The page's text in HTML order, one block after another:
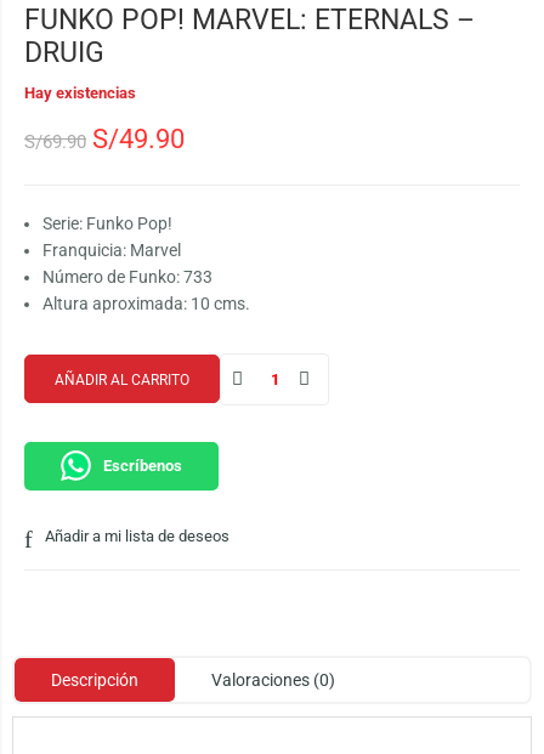
FUNKO POP! MARVEL: ETERNALS –
DRUIG
Hay existencias
S/69.90 S/49.90
Serie: Funko Pop!
Franquicia: Marvel
Número de Funko: 733
Altura aproximada: 10 cms.
AÑADIR AL CARRITO
Escríbenos
Añadir a mi lista de deseos
Descripción Valoraciones (0)